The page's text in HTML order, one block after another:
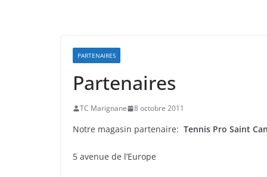
PARTENAIRES
Partenaires
TC Marignane 8 octobre 2011
Notre magasin partenaire: Tennis Pro Saint
5 avenue de l’Europe